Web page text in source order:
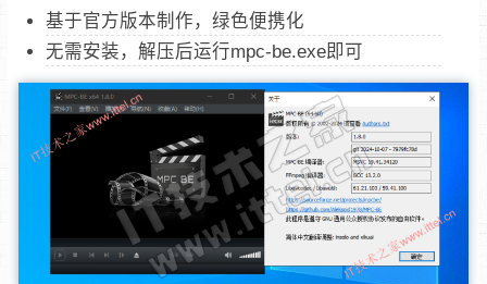
基于官方版本制作，绿色便携化
无需安装，解压后运行mpc-be.exe即可